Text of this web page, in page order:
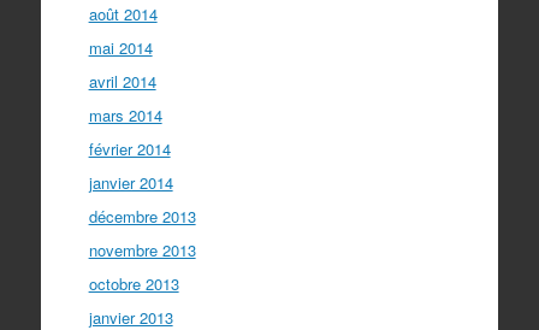
août 2014
mai 2014
avril 2014
mars 2014
février 2014
janvier 2014
décembre 2013
novembre 2013
octobre 2013
janvier 2013